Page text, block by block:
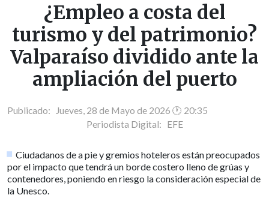
¿Empleo a costa del
turismo y del patrimonio?
Valparaíso dividido ante la
ampliación del puerto
Publicado: Jueves, 28 de Mayo de 2026 🕐 20:35
Periodista Digital: EFE
Ciudadanos de a pie y gremios hoteleros están preocupados
por el impacto que tendrá un borde costero lleno de grúas y
contenedores, poniendo en riesgo la consideración especial de
la Unesco.